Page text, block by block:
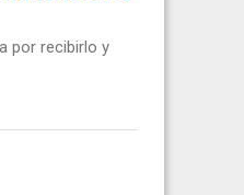
por recibirlo y